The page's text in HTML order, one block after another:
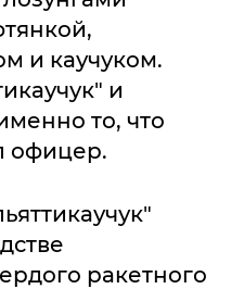
и каучуком.
и
то, что
офицер.
ракетного